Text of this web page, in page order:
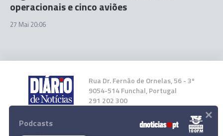
operacionais e cinco aviões
27 Mai 20:06
Rua Dr. Fernão de Ornelas, 56 - 3º
9054-514 Funchal, Portugal
291 202 300
Instale a nossa App
Podcasts ×